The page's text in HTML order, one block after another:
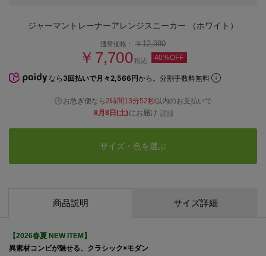
ジャーマントレーナーアレンジスニーカー （ホワイト）
通常価格： ￥12,980
￥7,700税込 40%OFF
なら 3回払いで月々2,566円から。分割手数料無料
お急ぎ便なら2時間13分51秒以内のお支払いで
8月8日(土)にお届け 詳細
サイズ・色を選ぶ
商品説明 サイズ詳細
【2026春夏 NEW ITEM】
異素材コンビが魅せる、クラシック×モダン